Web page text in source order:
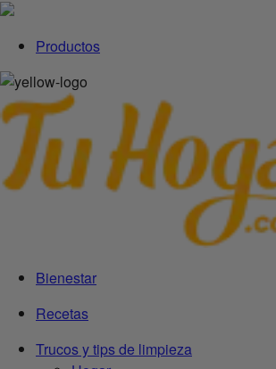
Productos
Bienestar
Recetas
Trucos y tips de limpieza